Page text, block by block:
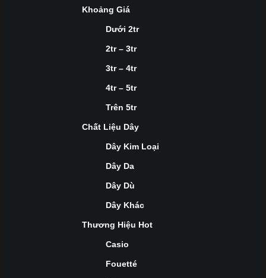
Khoảng Giá
Dưới 2tr
2tr – 3tr
3tr – 4tr
4tr – 5tr
Trên 5tr
Chất Liệu Dây
Dây Kim Loại
Dây Da
Dây Dù
Dây Khác
Thương Hiệu Hot
Casio
Fouetté